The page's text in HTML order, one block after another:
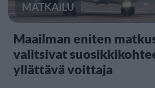
MATKAILU
Maailman eniten
valitsivat
yllättävä voittaja